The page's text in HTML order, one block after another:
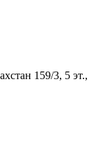
159/3, 5 эт.,